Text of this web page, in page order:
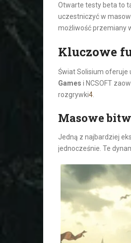
Otwarte testy beta to
uczestniczyć w
możliwość przemiany
Kluczowe
Świat Solisium oferuje
Games i NCSOFT
rozgrywki4
Masowe
Jedną z najbardziej
jednocześnie. Te